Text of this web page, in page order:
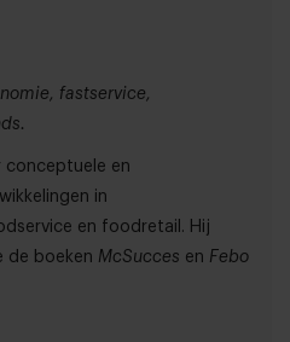
fastservice,
conceptuele en
in
en foodretail. Hij
de boeken McSucces en Febo